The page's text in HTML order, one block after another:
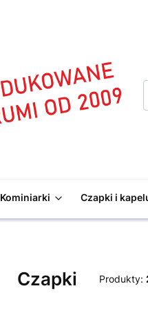
Kominiarki Czapki i
Czapki Produkty: